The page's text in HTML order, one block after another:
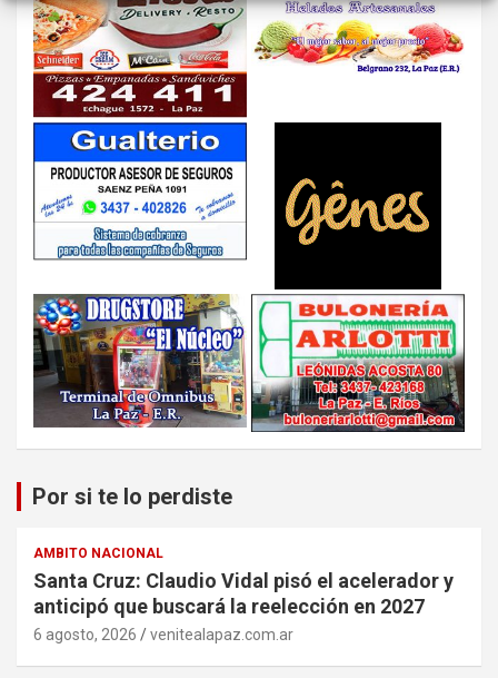
Por si te lo perdiste
AMBITO NACIONAL
Santa Cruz: Claudio Vidal pisó el acelerador y
anticipó que buscará la reelección en 2027
6 agosto, 2026 venitealapaz.com.ar